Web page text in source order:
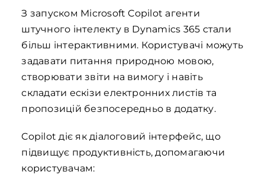
З запуском Microsoft Copilot агенти
штучного інтелекту в Dynamics 365 стали
більш інтерактивними. Користувачі можуть
задавати питання природною мовою,
створювати звіти на вимогу і навіть
складати ескізи електронних листів та
пропозицій безпосередньо в додатку.
Copilot діє як діалоговий інтерфейс, що
підвищує продуктивність, допомагаючи
користувачам: